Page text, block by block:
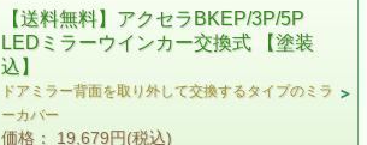
【送料無料】アクセラBKEP/3P/5P
LEDミラーウインカー交換式 【塗装
込】
ドアミラー背面を取り外して交換するタイプのミラ
ーカバー
価格： 19,679円(税込)